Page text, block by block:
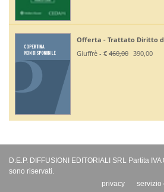
Offerta - Trattato Diritto
Giuffrè - € 460,00 390,00
D.E.P. DIFFUSIONI EDITORIALI SRL Partita
sono riservati.
servizio
privacy